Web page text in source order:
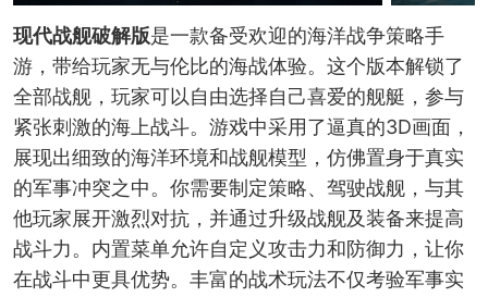
现代战舰破解版是一款备受欢迎的海洋战争策略手
游，带给玩家无与伦比的海战体验。这个版本解锁了
全部战舰，玩家可以自由选择自己喜爱的舰艇，参与
紧张刺激的海上战斗。游戏中采用了逼真的3D画面，
展现出细致的海洋环境和战舰模型，仿佛置身于真实
的军事冲突之中。你需要制定策略、驾驶战舰，与其
他玩家展开激烈对抗，并通过升级战舰及装备来提高
战斗力。内置菜单允许自定义攻击力和防御力，让你
在战斗中更具优势。丰富的战术玩法不仅考验军事实